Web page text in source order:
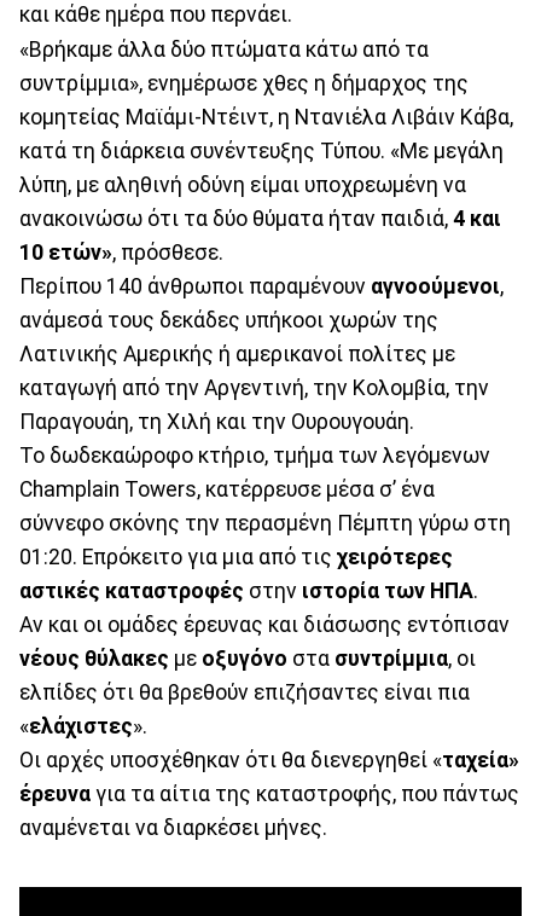
και κάθε ημέρα που περνάει.
«Βρήκαμε άλλα δύο πτώματα κάτω από τα
συντρίμμια», ενημέρωσε χθες η δήμαρχος της
κομητείας Μαϊάμι-Ντέιντ, η Ντανιέλα Λιβάιν Κάβα,
κατά τη διάρκεια συνέντευξης Τύπου. «Με μεγάλη
λύπη, με αληθινή οδύνη είμαι υποχρεωμένη να
ανακοινώσω ότι τα δύο θύματα ήταν παιδιά, 4 και
10 ετών», πρόσθεσε.
Περίπου 140 άνθρωποι παραμένουν αγνοούμενοι,
ανάμεσά τους δεκάδες υπήκοοι χωρών της
Λατινικής Αμερικής ή αμερικανοί πολίτες με
καταγωγή από την Αργεντινή, την Κολομβία, την
Παραγουάη, τη Χιλή και την Ουρουγουάη.
Το δωδεκαώροφο κτήριο, τμήμα των λεγόμενων
Champlain Towers, κατέρρευσε μέσα σ’ ένα
σύννεφο σκόνης την περασμένη Πέμπτη γύρω στη
01:20. Επρόκειτο για μια από τις χειρότερες
αστικές καταστροφές στην ιστορία των ΗΠΑ.
Αν και οι ομάδες έρευνας και διάσωσης εντόπισαν
νέους θύλακες με οξυγόνο στα συντρίμμια, οι
ελπίδες ότι θα βρεθούν επιζήσαντες είναι πια
«ελάχιστες».
Οι αρχές υποσχέθηκαν ότι θα διενεργηθεί «ταχεία»
έρευνα για τα αίτια της καταστροφής, που πάντως
αναμένεται να διαρκέσει μήνες.